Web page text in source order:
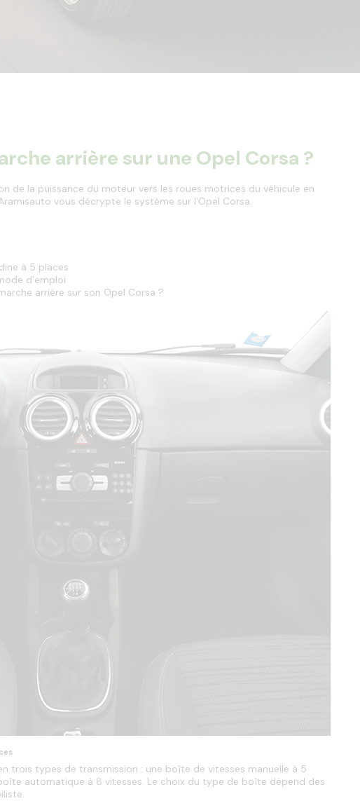
faciliter
la
arrière sur une Opel Corsa ?
de la puissance du moteur vers les roues motrices du véhicule en
vous décrypte le système sur l’Opel Corsa.
à 5 places
d’emploi
arrière sur son Opel Corsa ?
trois types de transmission : une boîte de vitesses manuelle à 5
automatique à 8 vitesses. Le choix du type de boîte dépend des